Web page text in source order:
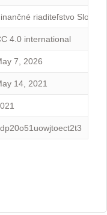
riaditeľstvo
4.0 international
7, 2026
14, 2021